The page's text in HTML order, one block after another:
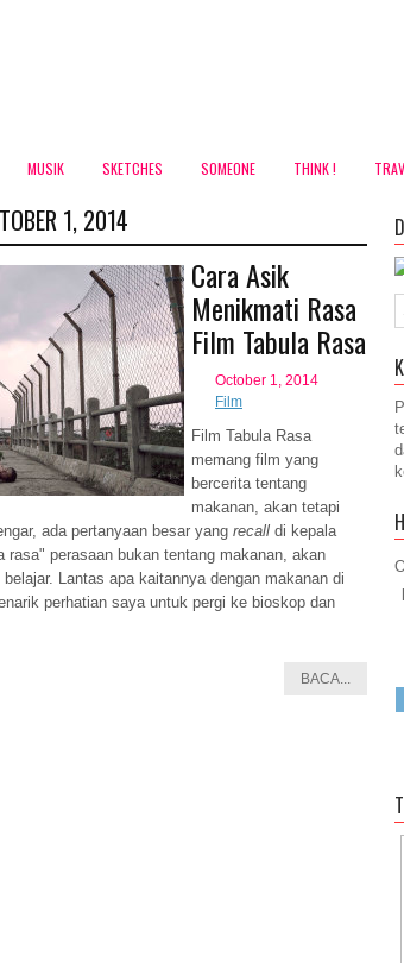
MUSIK SKETCHES SOMEONE THINK !
1, 2014
Cara Asik
Menikmati Rasa
Film Tabula Rasa
October 1, 2014
Film
Film Tabula Rasa
memang film yang
bercerita tentang
makanan, akan tetapi
ada pertanyaan besar yang recall di kepala
rasa" perasaan bukan tentang makanan, akan
Lantas apa kaitannya dengan makanan di
perhatian saya untuk pergi ke bioskop dan
BACA...